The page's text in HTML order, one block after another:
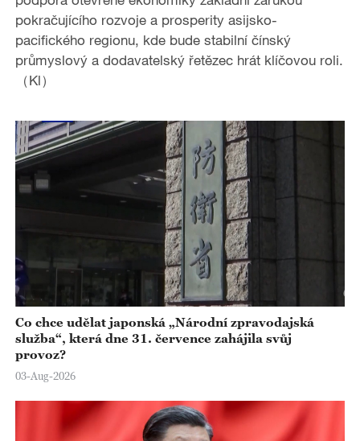
pokračujícího rozvoje a prosperity asijsko-
pacifického regionu, kde bude stabilní čínský
průmyslový a dodavatelský řetězec hrát klíčovou roli.
（Kl）
Co chce udělat japonská „Národní zpravodajská
služba“, která dne 31. července zahájila svůj
provoz?
03-Aug-2026